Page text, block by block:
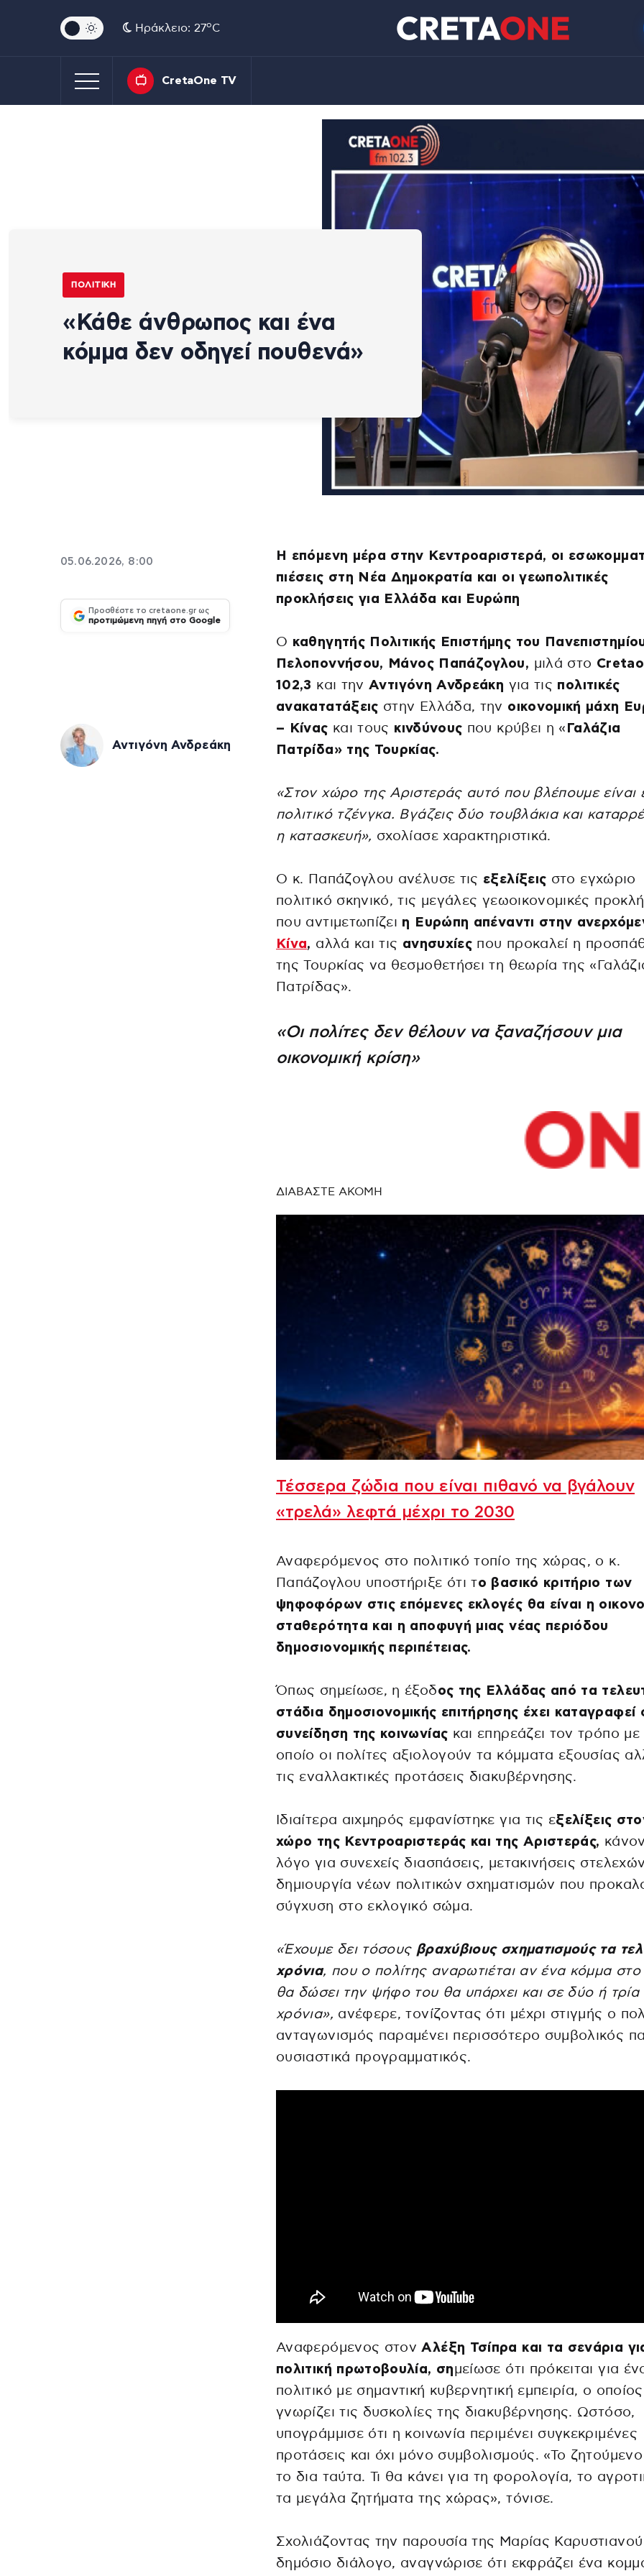
Ηράκλειο: 27oC
CretaOne TV
ΠΟΛΙΤΙΚΉ
«Κάθε άνθρωπος και ένα
κόμμα δεν οδηγεί πουθενά»
05.06.2026, 8:00
Προσθέστε το cretaone.gr ως
προτιμώμενη πηγή στο Google
Αντιγόνη Ανδρεάκη
Η επόμενη μέρα στην Κεντροαριστερά, οι
πιέσεις στη Νέα Δημοκρατία και οι γεωπολιτικές
προκλήσεις για Ελλάδα και Ευρώπη
Ο καθηγητής Πολιτικής Επιστήμης του
Πελοποννήσου,
Μάνος Παπάζογλου, μιλά στο
102,3 και τηνΑντιγόνη Ανδρεάκη για τις πολιτικές
ανακατατάξεις στην Ελλάδα, την οικονομική μάχη
– Κίνας και τους κινδύνους που κρύβει η « Γαλάζια
Πατρίδα» της Τουρκίας.
«Στον χώρο της Αριστεράς αυτό που βλέπουμε είναι
πολιτικό τζένγκα. Βγάζεις δύο τουβλάκια και
η κατασκευή», σχολίασε χαρακτηριστικά.
Ο κ. Παπάζογλου ανέλυσε τις εξελίξεις στο εγχώριο
πολιτικό σκηνικό, τις μεγάλες γεωοικονομικές
που αντιμετωπίζει η Ευρώπη απέναντι στην
Κίνα, αλλά και τις ανησυχίες που προκαλεί η
της Τουρκίας να θεσμοθετήσει τη θεωρία της
Πατρίδας».
«Οι πολίτες δεν θέλουν να ξαναζήσουν μια
οικονομική κρίση»
ΔΙΑΒΑΣΤΕ ΑΚΟΜΗ
Τέσσερα ζώδια που είναι πιθανό να βγάλουν
«τρελά» λεφτά μέχρι το 2030
Αναφερόμενος στο πολιτικό τοπίο της χώρας, ο κ.
Παπάζογλου υποστήριξε ότι το βασικό κριτήριο των
ψηφοφόρων στις επόμενες εκλογές θα είναι η
σταθερότητα και η αποφυγή μιας νέας περιόδου
δημοσιονομικής περιπέτειας.
Όπως σημείωσε, η έξοδος της Ελλάδας από τα
στάδια δημοσιονομικής επιτήρησης έχει καταγραφεί
συνείδηση της κοινωνίας και επηρεάζει τον τρόπο με
οποίο οι πολίτες αξιολογούν τα κόμματα εξουσίας
τις εναλλακτικές προτάσεις διακυβέρνησης.
Ιδιαίτερα αιχμηρός εμφανίστηκε για τις εξελίξεις
χώρο της Κεντροαριστεράς και της Αριστεράς,
λόγο για συνεχείς διασπάσεις, μετακινήσεις
δημιουργία νέων πολιτικών σχηματισμών που
σύγχυση στο εκλογικό σώμα.
«Έχουμε δει τόσους βραχύβιους σχηματισμούς τα
χρόνια, που ο πολίτης αναρωτιέται αν ένα κόμμα στο
θα δώσει την ψήφο του θα υπάρχει και σε δύο ή τρία
χρόνια», ανέφερε, τονίζοντας ότι μέχρι στιγμής ο
ανταγωνισμός παραμένει περισσότερο συμβολικός
ουσιαστικά προγραμματικός.
Αναφερόμενος στον Αλέξη Τσίπρα και τα σενάρια
πολιτική πρωτοβουλία, σημείωσε ότι πρόκειται για
πολιτικό με σημαντική κυβερνητική εμπειρία, ο οποίος
γνωρίζει τις δυσκολίες της διακυβέρνησης. Ωστόσο,
υπογράμμισε ότι η κοινωνία περιμένει συγκεκριμένες
προτάσεις και όχι μόνο συμβολισμούς. «Το ζητούμενο
το δια ταύτα. Τι θα κάνει για τη φορολογία, το
τα μεγάλα ζητήματα της χώρας», τόνισε.
Σχολιάζοντας την παρουσία της Μαρίας
δημόσιο διάλογο, αναγνώρισε ότι εκφράζει ένα